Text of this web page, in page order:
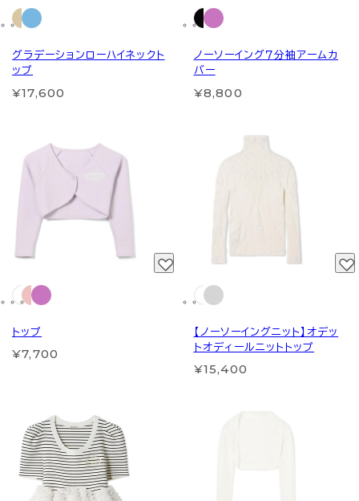
グラデーションローハイネックト
ップ
¥17,600
ノーソーイング７分袖アームカ
バー
¥8,800
トップ
¥7,700
【ノーソーイングニット】オデッ
トオディールニットトップ
¥15,400